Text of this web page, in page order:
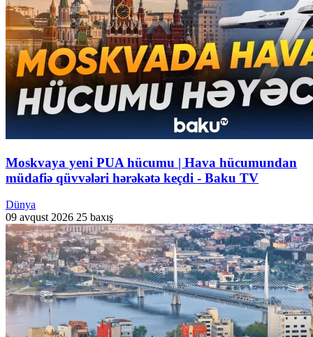
Moskvaya yeni PUA hücumu | Hava hücumundan
müdafiə qüvvələri hərəkətə keçdi - Baku TV
Dünya
09 avqust 2026 25 baxış